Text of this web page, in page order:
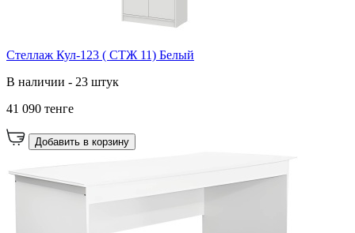
Стеллаж Кул-123 ( СТЖ 11) Белый
В наличии - 23 штук
41 090 тенге
Добавить в корзину